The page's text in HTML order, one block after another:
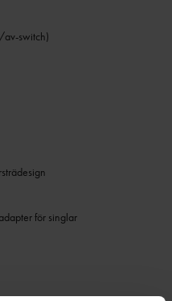
av-switch)
för singlar